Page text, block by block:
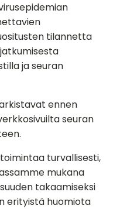
tilannetta
ja seuran
ennen
seuran
turvallisesti,
mukana
takaamiseksi
erityistä huomiota